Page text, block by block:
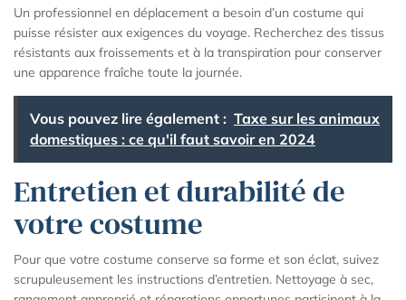
Un professionnel en déplacement a besoin d’un costume qui
puisse résister aux exigences du voyage. Recherchez des tissus
résistants aux froissements et à la transpiration pour conserver
une apparence fraîche toute la journée.
Vous pouvez lire également : Taxe sur les animaux
domestiques : ce qu'il faut savoir en 2024
Entretien et durabilité de
votre costume
Pour que votre costume conserve sa forme et son éclat, suivez
scrupuleusement les instructions d’entretien. Nettoyage à sec,